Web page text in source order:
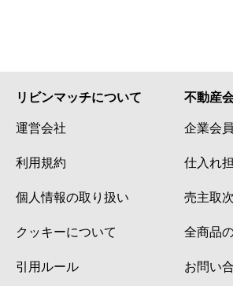
リビンマッチについて
運営会社
利用規約
個人情報の取り扱い
クッキーについて
引用ルール
不動産
企業会
仕入れ
売主取
全商品
お問い